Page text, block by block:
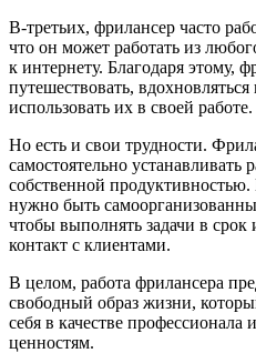
В-третьих, фрилансер часто
что он может работать из
к интернету. Благодаря этому,
путешествовать,
использовать их в своей работе.
Но есть и свои трудности.
самостоятельно устанавливать
собственной
нужно быть
чтобы выполнять задачи в
контакт с клиентами.
В целом, работа фрилансера
свободный образ жизни,
себя в качестве
ценностям.